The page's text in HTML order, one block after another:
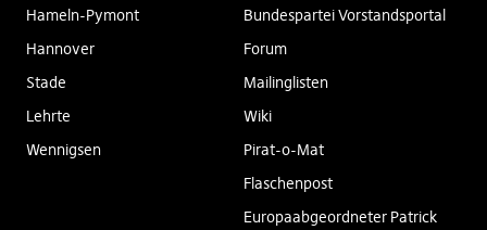
Hameln-Pymont
Hannover
Stade
Lehrte
Wennigsen
Bundespartei Vorstandsportal
Forum
Mailinglisten
Wiki
Pirat-o-Mat
Flaschenpost
Europaabgeordneter Patrick